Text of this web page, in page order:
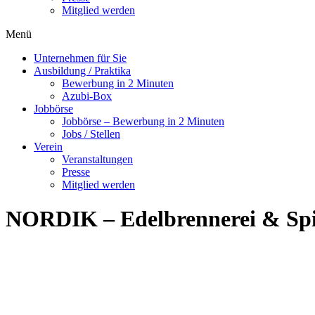
Mitglied werden
Menü
Unternehmen für Sie
Ausbildung / Praktika
Bewerbung in 2 Minuten
Azubi-Box
Jobbörse
Jobbörse – Bewerbung in 2 Minuten
Jobs / Stellen
Verein
Veranstaltungen
Presse
Mitglied werden
NORDIK – Edelbrennerei &